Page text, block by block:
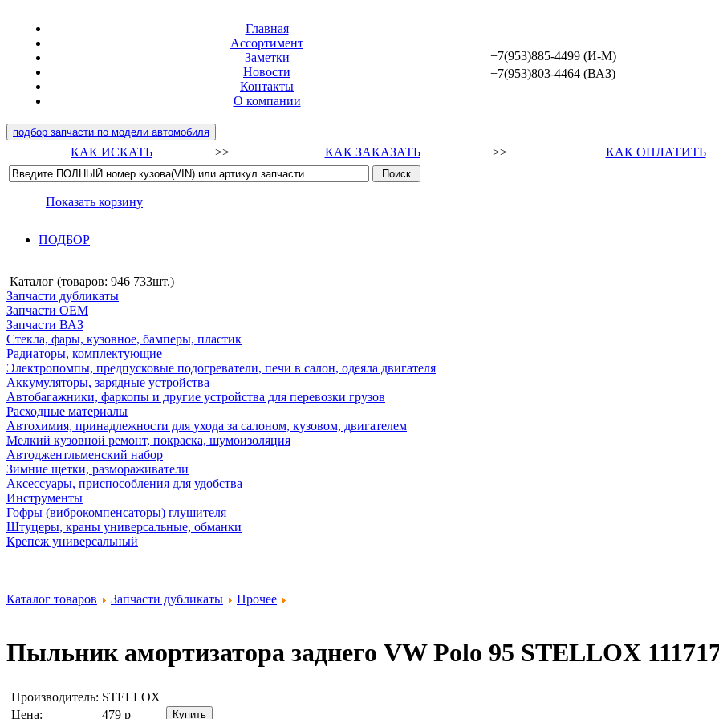
Главная
Ассортимент
Заметки
Новости
Контакты
О компании
+7(953)885-4499 (И-М)
+7(953)803-4464 (ВАЗ)
подбор запчасти по модели автомобиля
КАК ИСКАТЬ >> КАК ЗАКАЗАТЬ >> КАК ОПЛАТИТЬ
Показать корзину
ПОДБОР
Каталог (товаров: 946 733шт.)
Запчасти дубликаты
Запчасти ОЕМ
Запчасти ВАЗ
Стекла, фары, кузовное, бамперы, пластик
Радиаторы, комплектующие
Электропомпы, предпусковые подогреватели, печи в салон, одеяла двигателя
Аккумуляторы, зарядные устройства
Автобагажники, фаркопы и другие устройства для перевозки грузов
Расходные материалы
Автохимия, принадлежности для ухода за салоном, кузовом, двигателем
Мелкий кузовной ремонт, покраска, шумоизоляция
Автоджентльменский набор
Зимние щетки, размораживатели
Аксессуары, приспособления для удобства
Инструменты
Гофры (виброкомпенсаторы) глушителя
Штуцеры, краны универсальные, обманки
Крепеж универсальный
Каталог товаров Запчасти дубликаты Прочее
Пыльник амортизатора заднего VW Polo 95 STELLOX
Производитель: STELLOX
Цена:
479 р